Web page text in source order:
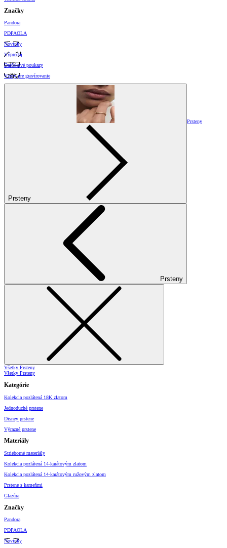
Značky
Pandora
PDPAOLA
Novinky
Výpredaj
Darčekové poukazy
Vzory pre gravírovanie
Prsteny
Prsteny
Prsteny
Všetky Prsteny
Všetky Prsteny
Kategórie
Kolekcia pozlátená 18K zlatom
Jednoduché prstene
Disney prstene
Výrazné prstene
Materiály
Strieborné materiály
Kolekcia pozlátená 14-karátovým zlatom
Kolekcia pozlátená 14-karátovým ružovým zlatom
Prstene s kameňmi
Glazúra
Značky
Pandora
PDPAOLA
Novinky